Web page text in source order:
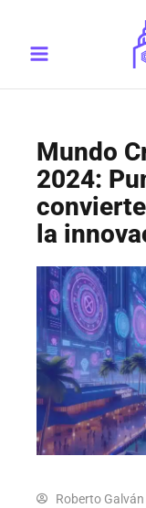
contenido
Menu
Mundo
2024:
la
Roberto Galván